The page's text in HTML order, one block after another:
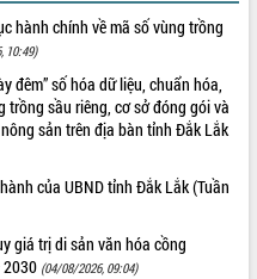
hành chính về mã số vùng trồng
10:49)
đêm” số hóa dữ liệu, chuẩn hóa,
trồng sầu riêng, cơ sở đóng gói và
sản trên địa bàn tỉnh Đắk Lắk
của UBND tỉnh Đắk Lắk (Tuần
giá trị di sản văn hóa cồng
(04/08/2026, 09:04)